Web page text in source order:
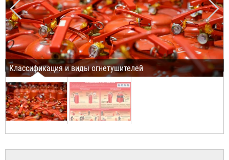
Классификация и виды огнетушителей